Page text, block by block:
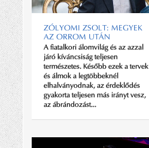
ZÓLYOMI ZSOLT: MEGYEK
AZ ORROM UTÁN
A fiatalkori álomvilág és az azzal
járó kíváncsiság teljesen
természetes. Később ezek a tervek
és álmok a legtöbbeknél
elhalványodnak, az érdeklődés
gyakorta teljesen más irányt vesz,
az ábrándozást...